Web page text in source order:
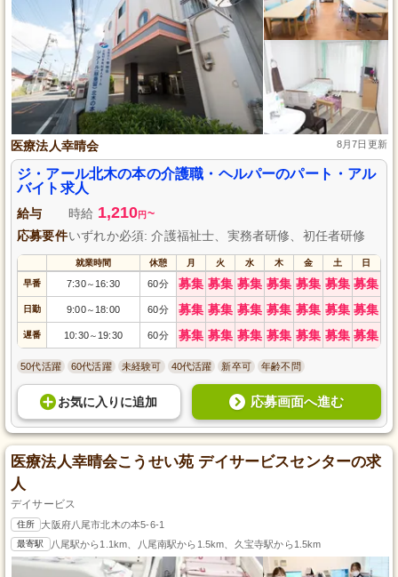
医療法人幸晴会 8月7日更新
ジ・アール北木の本の介護職・ヘルパーのパート・アル
バイト求人
給与 時給 1,210円 ~
応募要件いずれか必須: 介護福祉士、実務者研修、初任者研修
就業時間 休憩 月 火 水 木 金 土 日
早番 7:30～ 16:30 60分 募集 募集 募集 募集 募集 募集 募集
日勤 9:00～ 18:00 60分 募集 募集 募集 募集 募集 募集 募集
遅番 10:30～ 19:30 60分 募集 募集 募集 募集 募集 募集 募集
50代活躍 60代活躍 未経験可 40代活躍 新卒可 年齢不問
お気に入り に追加 応募画面へ進む
医療法人幸晴会こうせい苑 デイサービスセンターの求
人
デイサービス
住所 大阪府八尾市北木の本5-6-1
最寄駅 八尾駅から1.1km、八尾南駅から1.5km、久宝寺駅から1.5km